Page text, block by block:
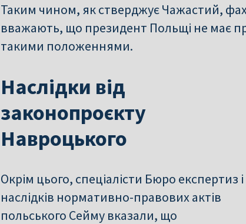
Таким чином, як стверджує Чажастий,
вважають, що президент Польщі не має
такими положеннями.
Наслідки від
законопроєкту
Навроцького
Окрім цього, спеціалісти Бюро експертиз і
наслідків нормативно-правових актів
польського Сейму вказали, що